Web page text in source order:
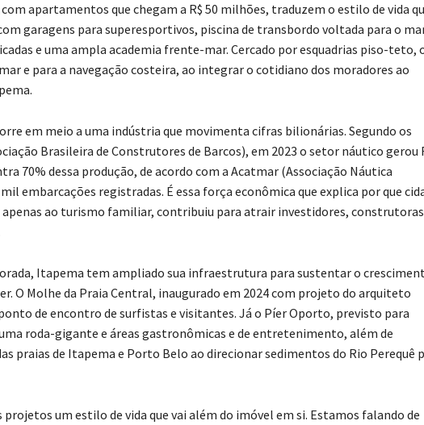
com apartamentos que chegam a R$ 50 milhões, traduzem o estilo de vida
garagens para superesportivos, piscina de transbordo voltada para o
e uma ampla academia frente-mar. Cercado por esquadrias piso-teto,
e para a navegação costeira, ao integrar o cotidiano dos moradores ao
em meio a uma indústria que movimenta cifras bilionárias. Segundo os
Brasileira de Construtores de Barcos), em 2023 o setor náutico gerou
70% dessa produção, de acordo com a Acatmar (Associação Náutica
embarcações registradas. É essa força econômica que explica por que
ao turismo familiar, contribuiu para atrair investidores,
Itapema tem ampliado sua infraestrutura para sustentar o
O Molhe da Praia Central, inaugurado em 2024 com projeto do arquiteto
de encontro de surfistas e visitantes. Já o Píer Oporto, previsto para
roda-gigante e áreas gastronômicas e de entretenimento, além de
praias de Itapema e Porto Belo ao direcionar sedimentos do Rio Perequê
um estilo de vida que vai além do imóvel em si. Estamos falando de